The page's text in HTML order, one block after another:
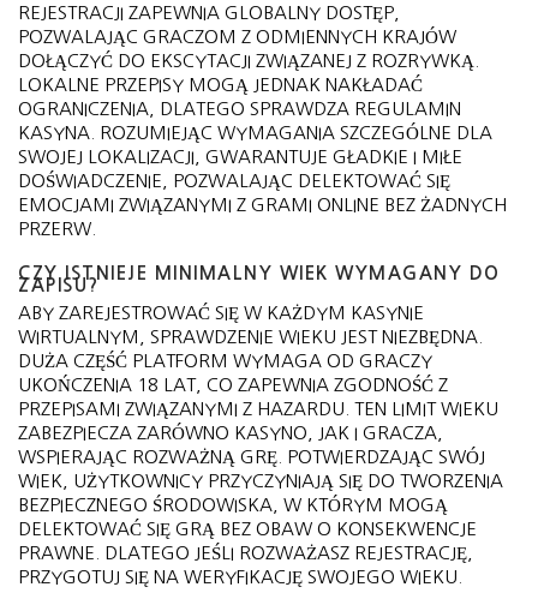
REJESTRACJI ZAPEWNIA GLOBALNY DOSTĘP,
POZWALAJĄC GRACZOM Z ODMIENNYCH KRAJÓW
DOŁĄCZYĆ DO EKSCYTACJI ZWIĄZANEJ Z ROZRYWKĄ.
LOKALNE PRZEPISY MOGĄ JEDNAK NAKŁADAĆ
OGRANICZENIA, DLATEGO SPRAWDZA REGULAMIN
KASYNA. ROZUMIEJĄC WYMAGANIA SZCZEGÓLNE DLA
SWOJEJ LOKALIZACJI, GWARANTUJE GŁADKIE I MIŁE
DOŚWIADCZENIE, POZWALAJĄC DELEKTOWAĆ SIĘ
EMOCJAMI ZWIĄZANYMI Z GRAMI ONLINE BEZ ŻADNYCH
PRZERW.
CZY ISTNIEJE MINIMALNY WIEK WYMAGANY DO
ZAPISU?
ABY ZAREJESTROWAĆ SIĘ W KAŻDYM KASYNIE
WIRTUALNYM, SPRAWDZENIE WIEKU JEST NIEZBĘDNA.
DUŻA CZĘŚĆ PLATFORM WYMAGA OD GRACZY
UKOŃCZENIA 18 LAT, CO ZAPEWNIA ZGODNOŚĆ Z
PRZEPISAMI ZWIĄZANYMI Z HAZARDU. TEN LIMIT WIEKU
ZABEZPIECZA ZARÓWNO KASYNO, JAK I GRACZA,
WSPIERAJĄC ROZWAŻNĄ GRĘ. POTWIERDZAJĄC SWÓJ
WIEK, UŻYTKOWNICY PRZYCZYNIAJĄ SIĘ DO TWORZENIA
BEZPIECZNEGO ŚRODOWISKA, W KTÓRYM MOGĄ
DELEKTOWAĆ SIĘ GRĄ BEZ OBAW O KONSEKWENCJE
PRAWNE. DLATEGO JEŚLI ROZWAŻASZ REJESTRACJĘ,
PRZYGOTUJ SIĘ NA WERYFIKACJĘ SWOJEGO WIEKU.